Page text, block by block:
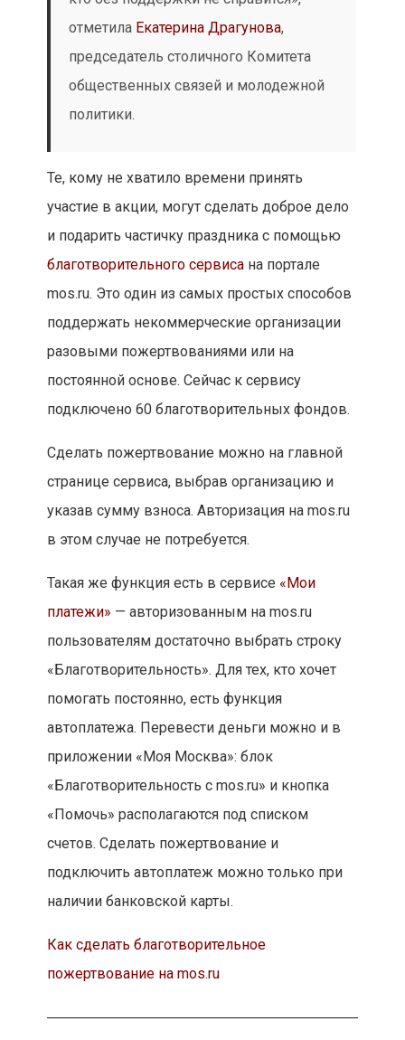
отметила Екатерина Драгунова,
председатель столичного Комитета
общественных связей и молодежной
политики.
Те, кому не хватило времени принять
участие в акции, могут сделать доброе дело
и подарить частичку праздника с помощью
благотворительного сервисана портале
mos.ru. Это один из самых простых способов
поддержать некоммерческие организации
разовыми пожертвованиями или на
постоянной основе. Сейчас к сервису
подключено 60 благотворительных фондов.
Сделать пожертвование можно на главной
странице сервиса, выбрав организацию и
указав сумму взноса. Авторизация на mos.ru
в этом случае не потребуется.
Такая же функция есть в сервисе «Мои
платежи» — авторизованным на mos.ru
пользователям достаточно выбрать строку
«Благотворительность». Для тех, кто хочет
помогать постоянно, есть функция
автоплатежа. Перевести деньги можно и в
приложении «Моя Москва»: блок
«Благотворительность с mos.ru» и кнопка
«Помочь» располагаются под списком
счетов. Сделать пожертвование и
подключить автоплатеж можно только при
наличии банковской карты.
Как сделать благотворительное
пожертвование на mos.ru